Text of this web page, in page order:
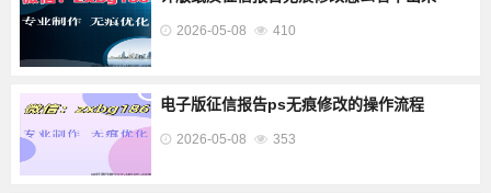
2026-05-08 410
电子版征信报告ps无痕修改的操作流程
2026-05-08 353